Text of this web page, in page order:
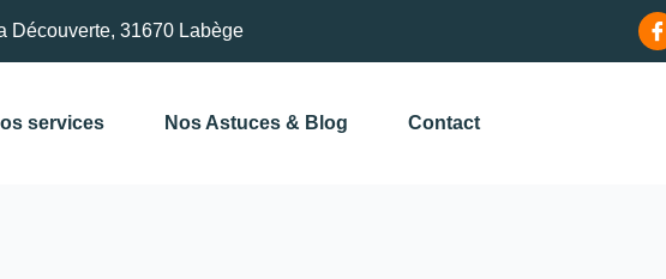
Découverte, 31670 Labège
services Nos Astuces & Blog Contact